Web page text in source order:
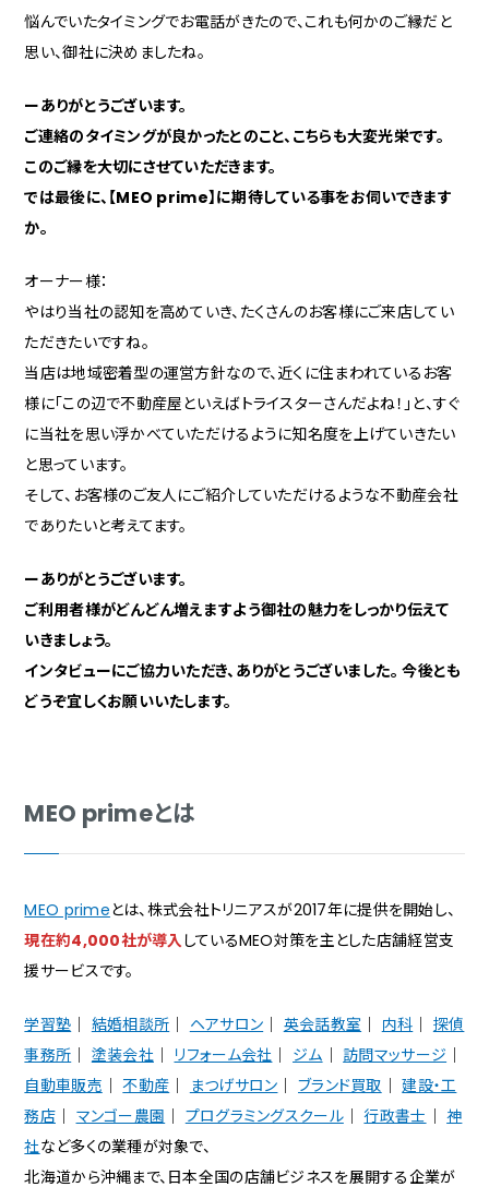
悩んでいたタイミングでお電話がきたので、これも何かのご縁だと
思い、御社に決めましたね。
ーありがとうございます。
ご連絡のタイミングが良かったとのこと、こちらも大変光栄です。
このご縁を大切にさせていただきます。
では最後に、【MEO prime】に期待している事をお伺いできます
か。
オーナー様：
やはり当社の認知を高めていき、たくさんのお客様にご来店してい
ただきたいですね。
当店は地域密着型の運営方針なので、近くに住まわれているお客
様に「この辺で不動産屋といえばトライスターさんだよね！」と、すぐ
に当社を思い浮かべていただけるように知名度を上げていきたい
と思っています。
そして、お客様のご友人にご紹介していただけるような不動産会社
でありたいと考えてます。
ーありがとうございます。
ご利用者様がどんどん増えますよう御社の魅力をしっかり伝えて
いきましょう。
インタビューにご協力いただき、ありがとうございました。 今後とも
どうぞ宜しくお願いいたします。
MEO primeとは
MEO primeとは、株式会社トリニアスが2017年に提供を開始し、
現在約4,000社が導入 しているMEO対策を主とした店舗経営支
援サービスです。
学習塾 │ 結婚相談所 │ ヘアサロン │ 英会話教室 │ 内科 │ 探偵
事務所 │ 塗装会社│ リフォーム会社 │ ジム │ 訪問マッサージ │
自動車販売 │不動産 │ まつげサロン │ブランド買取 │建設・工
務店│ マンゴー農園 │ プログラミングスクール│行政書士 │神
社など多くの業種が対象で、
北海道から沖縄まで、日本全国の店舗ビジネスを展開する企業が